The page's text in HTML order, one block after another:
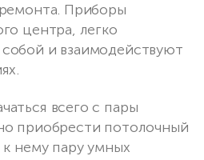
Приборы
центра, легко
и взаимодействуют
всего с пары
приобрести потолочный
к нему пару умных